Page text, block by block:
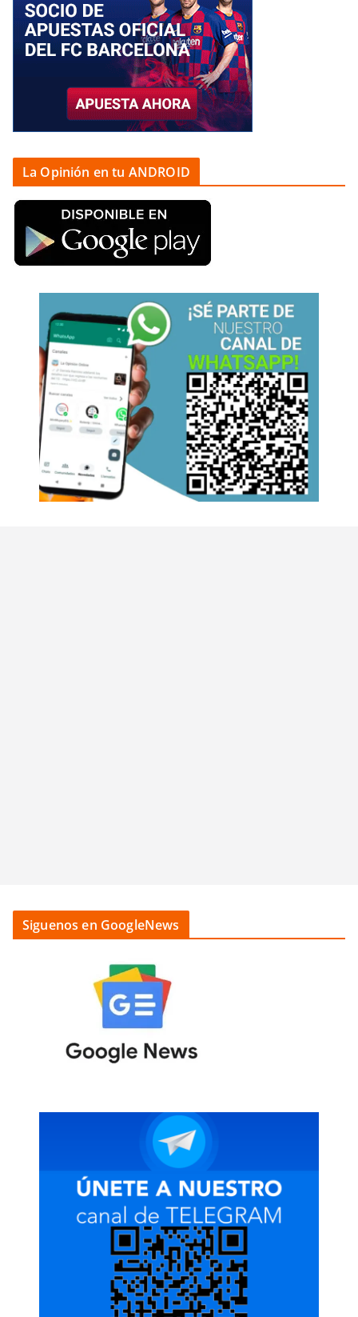
La Opinión en tu ANDROID
Siguenos en GoogleNews